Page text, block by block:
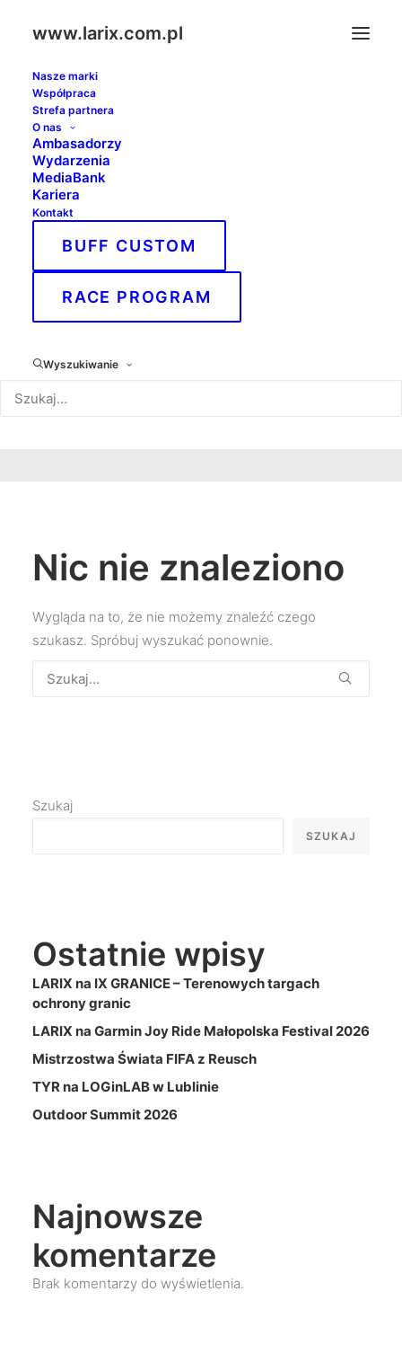
www.larix.com.pl
Nasze marki
Współpraca
Strefa partnera
O nas
Ambasadorzy
Wydarzenia
MediaBank
Kariera
Kontakt
BUFF CUSTOM
RACE PROGRAM
Wyszukiwanie
Czechy
Nic nie znaleziono
Wygląda na to, że nie możemy znaleźć czego
szukasz. Spróbuj wyszukać ponownie.
Szukaj
SZUKAJ
Ostatnie wpisy
LARIX na IX GRANICE – Terenowych targach
ochrony granic
LARIX na Garmin Joy Ride Małopolska Festival 2026
Mistrzostwa Świata FIFA z Reusch
TYR na LOGinLAB w Lublinie
Outdoor Summit 2026
Najnowsze
komentarze
Brak komentarzy do wyświetlenia.